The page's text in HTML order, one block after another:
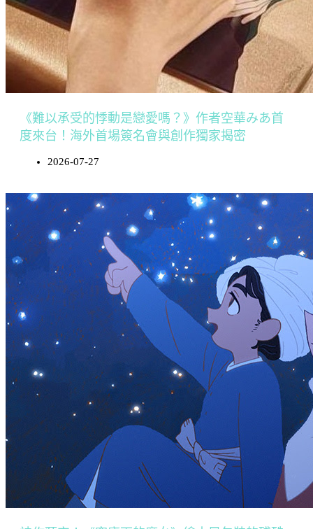
《難以承受的悸動是戀愛嗎？》作者空華みあ首
度來台！海外首場簽名會與創作獨家揭密
2026-07-27